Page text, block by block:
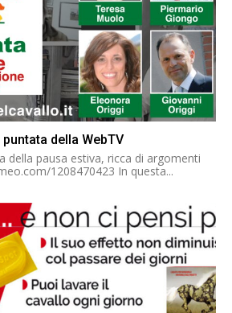
della WebTV
della pausa estiva, ricca di argomenti
interessanti https://vimeo.com/1208470423 In questa...